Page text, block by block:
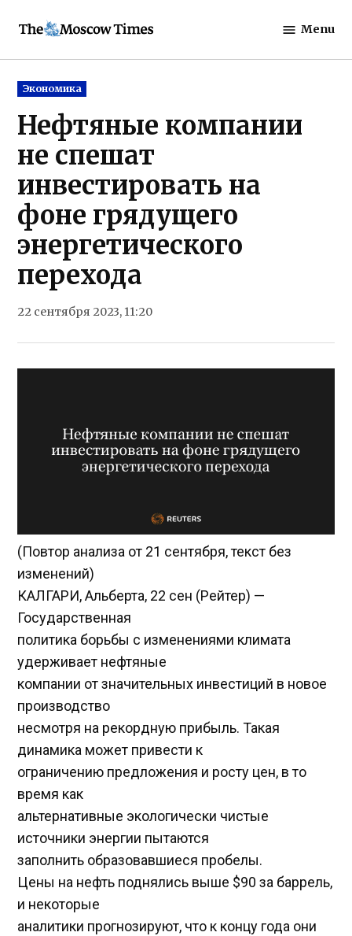
Moscow
Menu
Posted
in
Экономика
Нефтяные компании
не спешат
инвестировать на
фоне грядущего
энергетического
перехода
22 сентября 2023, 11:20
(Повтор анализа от 21 сентября, текст без
изменений)
КАЛГАРИ, Альберта, 22 сен (Рейтер) —
Государственная
политика борьбы с изменениями климата
удерживает нефтяные
компании от значительных инвестиций в новое
производство
несмотря на рекордную прибыль. Такая
динамика может привести к
ограничению предложения и росту цен, в то
время как
альтернативные экологически чистые
источники энергии пытаются
заполнить образовавшиеся пробелы.
Цены на нефть поднялись выше $90 за баррель,
и некоторые
аналитики прогнозируют, что к концу года они